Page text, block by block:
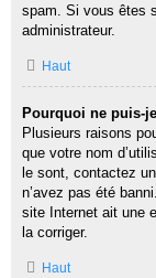
spam. Si vous êtes
administrateur.
Haut
Pourquoi ne puis-
Plusieurs raisons
que votre nom
le sont, contactez
n’avez pas été
site Internet ait une
la corriger.
Haut